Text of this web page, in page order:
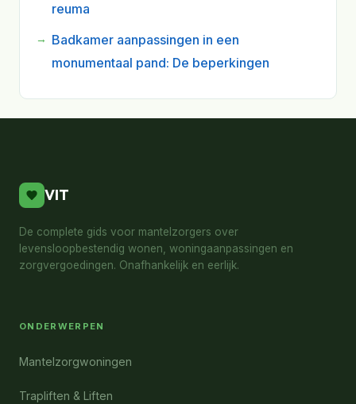
reuma
Badkamer aanpassingen in een
monumentaal pand: De beperkingen
VIT
De complete gids voor mantelzorgers over
levensloopbestendig wonen, woningaanpassingen en
zorgvergoedingen. Onafhankelijk en eerlijk.
ONDERWERPEN
Mantelzorgwoningen
Trapliften & Liften